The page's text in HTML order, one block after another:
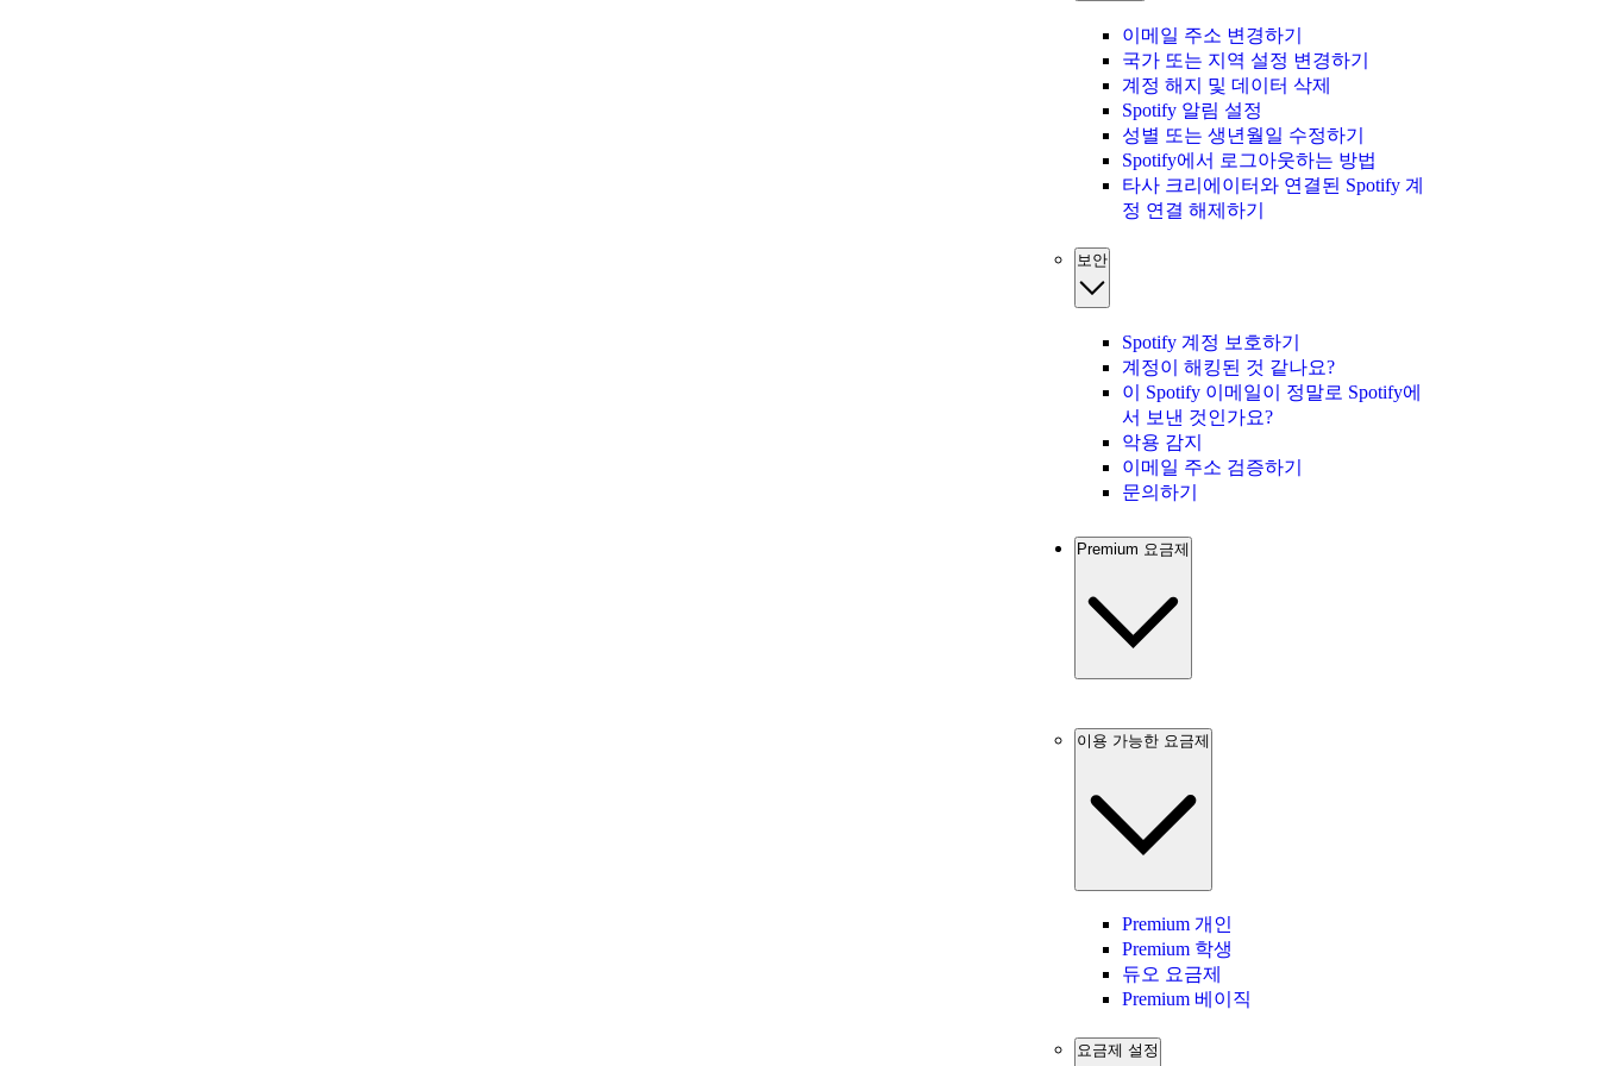
이메일 주소 변경하기
국가 또는 지역 설정 변경하기
계정 해지 및 데이터 삭제
Spotify 알림 설정
성별 또는 생년월일 수정하기
Spotify에서 로그아웃하는 방법
타사 크리에이터와 연결된 Spotify 계
정 연결 해제하기
보안
Spotify 계정 보호하기
계정이 해킹된 것 같나요?
이 Spotify 이메일이 정말로 Spotify에
서 보낸 것인가요?
악용 감지
이메일 주소 검증하기
문의하기
Premium 요금제
이용 가능한 요금제
Premium 개인
Premium 학생
듀오 요금제
Premium 베이직
요금제 설정